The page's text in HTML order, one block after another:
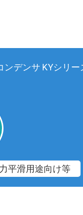
デンサ KYシリー
平滑用途向け等